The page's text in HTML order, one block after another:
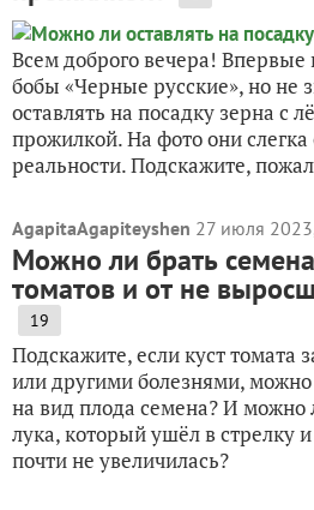
Всем доброго вечера! Впервые
бобы «Черные русские», но не
оставлять на посадку зерна с
прожилкой. На фото они слегка
реальности. Подскажите,
AgapitaAgapiteyshen 27 июля
Можно ли брать
томатов и от не
19
Подскажите, если куст томата
или другими болезнями, можно
на вид плода семена? И можно
лука, который ушёл в стрелку
почти не увеличилась?